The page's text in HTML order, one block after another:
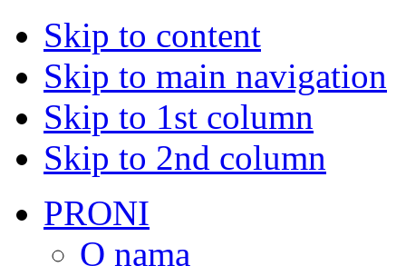
Skip to content
Skip to main navigation
Skip to 1st column
Skip to 2nd column
PRONI
O nama